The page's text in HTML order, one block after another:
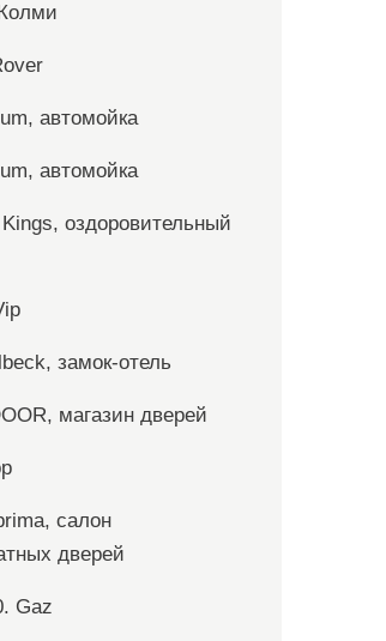
автомойка
автомойка
оздоровительный
замок-отель
магазин дверей
салон
дверей
Gaz